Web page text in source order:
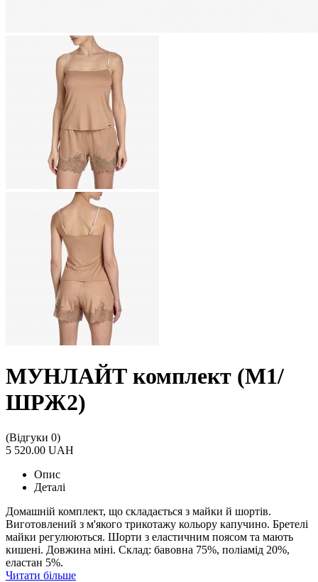
МУНЛАЙТ комплект (М1/
ШРЖ2)
(Відгуки 0)
5 520.00 UAH
Опис
Деталі
Домашній комплект, що складається з майки й шортів.
Виготовлений з м'якого трикотажу кольору капучино. Бретелі
майки регулюються. Шорти з еластичним поясом та мають
кишені. Довжина міні. Склад: бавовна 75%, поліамід 20%,
еластан 5%.
Читати більше